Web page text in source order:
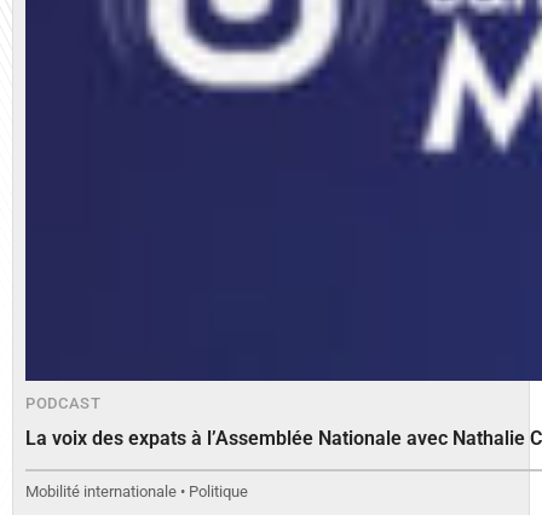
PODCAST
La voix des expats à l’Assemblée Nationale avec Nathalie
Mobilité internationale • Politique